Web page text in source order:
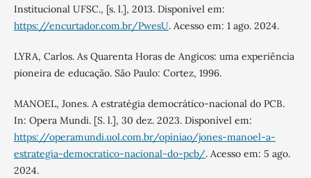
Institucional UFSC., [s. l.], 2013. Disponível em:
https://encurtador.com.br/PwesU. Acesso em: 1 ago. 2024.
LYRA, Carlos. As Quarenta Horas de Angicos: uma experiência
pioneira de educação. São Paulo: Cortez, 1996.
MANOEL, Jones. A estratégia democrático-nacional do PCB.
In: Opera Mundi. [S. l.], 30 dez. 2023. Disponível em:
https://operamundi.uol.com.br/opiniao/jones-manoel-a-
estrategia-democratico-nacional-do-pcb/. Acesso em: 5 ago.
2024.